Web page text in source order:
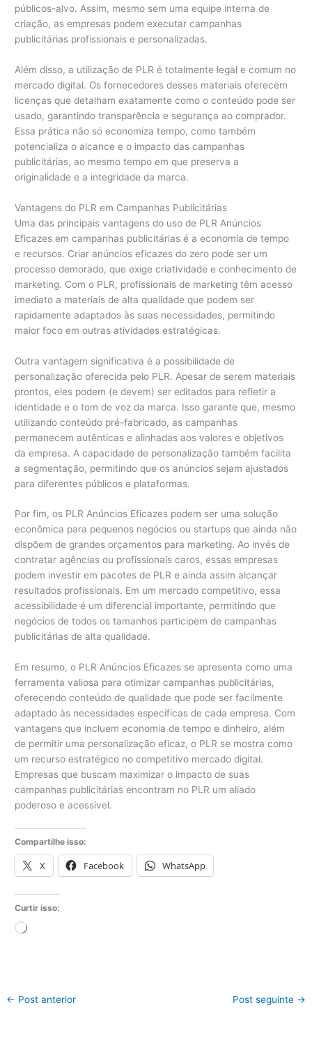
públicos-alvo. Assim, mesmo sem uma equipe interna de
criação, as empresas podem executar campanhas
publicitárias profissionais e personalizadas.
Além disso, a utilização de PLR é totalmente legal e comum no
mercado digital. Os fornecedores desses materiais oferecem
licenças que detalham exatamente como o conteúdo pode ser
usado, garantindo transparência e segurança ao comprador.
Essa prática não só economiza tempo, como também
potencializa o alcance e o impacto das campanhas
publicitárias, ao mesmo tempo em que preserva a
originalidade e a integridade da marca.
Vantagens do PLR em Campanhas Publicitárias
Uma das principais vantagens do uso de PLR Anúncios
Eficazes em campanhas publicitárias é a economia de tempo
e recursos. Criar anúncios eficazes do zero pode ser um
processo demorado, que exige criatividade e conhecimento de
marketing. Com o PLR, profissionais de marketing têm acesso
imediato a materiais de alta qualidade que podem ser
rapidamente adaptados às suas necessidades, permitindo
maior foco em outras atividades estratégicas.
Outra vantagem significativa é a possibilidade de
personalização oferecida pelo PLR. Apesar de serem materiais
prontos, eles podem (e devem) ser editados para refletir a
identidade e o tom de voz da marca. Isso garante que, mesmo
utilizando conteúdo pré-fabricado, as campanhas
permanecem autênticas e alinhadas aos valores e objetivos
da empresa. A capacidade de personalização também facilita
a segmentação, permitindo que os anúncios sejam ajustados
para diferentes públicos e plataformas.
Por fim, os PLR Anúncios Eficazes podem ser uma solução
econômica para pequenos negócios ou startups que ainda não
dispõem de grandes orçamentos para marketing. Ao invés de
contratar agências ou profissionais caros, essas empresas
podem investir em pacotes de PLR e ainda assim alcançar
resultados profissionais. Em um mercado competitivo, essa
acessibilidade é um diferencial importante, permitindo que
negócios de todos os tamanhos participem de campanhas
publicitárias de alta qualidade.
Em resumo, o PLR Anúncios Eficazes se apresenta como uma
ferramenta valiosa para otimizar campanhas publicitárias,
oferecendo conteúdo de qualidade que pode ser facilmente
adaptado às necessidades específicas de cada empresa. Com
vantagens que incluem economia de tempo e dinheiro, além
de permitir uma personalização eficaz, o PLR se mostra como
um recurso estratégico no competitivo mercado digital.
Empresas que buscam maximizar o impacto de suas
campanhas publicitárias encontram no PLR um aliado
poderoso e acessível.
Compartilhe isso:
X Facebook WhatsApp
Curtir isso:
Carregando...
← Post anterior Post seguinte →